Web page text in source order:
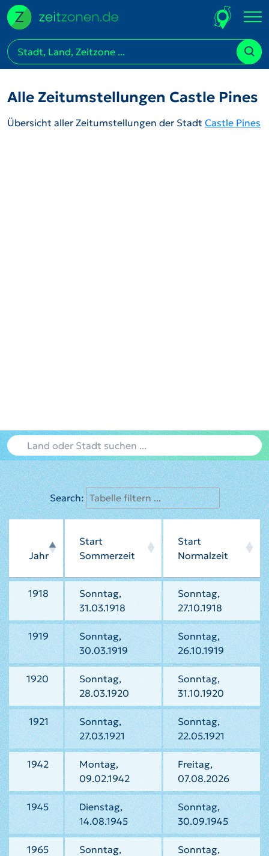
Alle Zeitumstellungen Castle Pines
Übersicht aller Zeitumstellungen der Stadt Castle Pines
Search:
Jahr
Start
Sommerzeit
Start
Normalzeit
1918
Sonntag,
31.03.1918
Sonntag,
27.10.1918
1919
Sonntag,
30.03.1919
Sonntag,
26.10.1919
1920
Sonntag,
28.03.1920
Sonntag,
31.10.1920
1921
Sonntag,
27.03.1921
Sonntag,
22.05.1921
1942
Montag,
09.02.1942
Freitag,
07.08.2026
1945
Dienstag,
14.08.1945
Sonntag,
30.09.1945
1965
Sonntag,
Sonntag,